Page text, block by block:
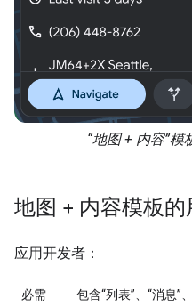
“地图 + 内容”
地图 + 内容模板
应用开发者：
必需 包含“列表”、“消息”